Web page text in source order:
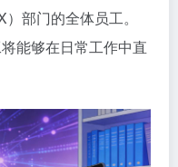
部门的全体员工。
能够在日常工作中直